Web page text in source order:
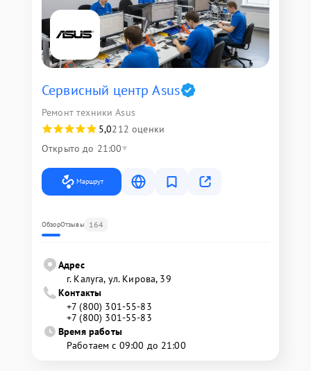
Сервисный центр Asus
Ремонт техники Asus
5,0212 оценки
Открыто до 21:00
Маршрут
ОбзорОтзывы 164
Адрес
г. Калуга, ул. Кирова, 39
Контакты
+7 (800) 301-55-83
+7 (800) 301-55-83
Время работы
Работаем с 09:00 до 21:00